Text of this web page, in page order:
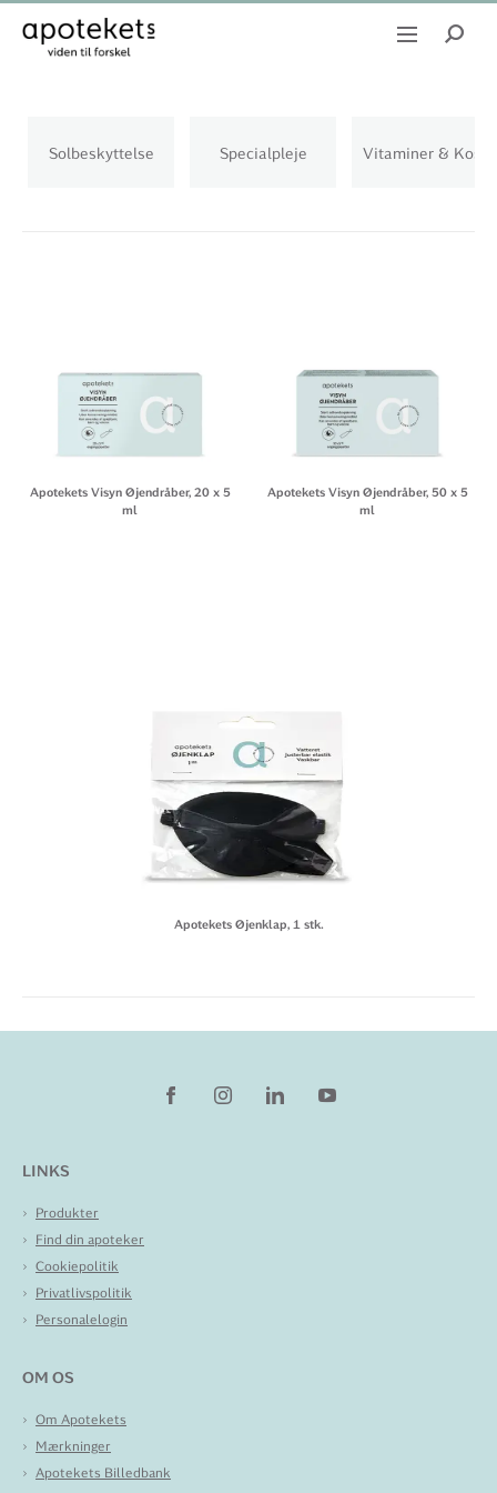
Solbeskyttelse Specialpleje Vitaminer &
Apotekets Visyn Øjendråber, 20 x 5
ml
Apotekets Visyn Øjendråber, 50 x 5
ml
Apotekets Øjenklap, 1 stk.
LINKS
Produkter
Find din apoteker
Cookiepolitik
Privatlivspolitik
Personalelogin
OM OS
Om Apotekets
Mærkninger
Apotekets Billedbank